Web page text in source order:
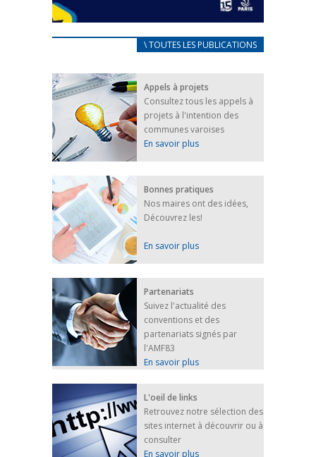
CARNET D’ACCUEIL
25 avril 2022
Afin d’accompagner au mieux les réfugiés
ukrainiens arrivés en France,...
FEUILLETER
\ TOUTES LES PUBLICATIONS
Appels à projets
Consultez tous les appels à
projets à l'intention des
communes varoises
En savoir plus
Bonnes pratiques
Nos maires ont des idées,
Découvrez les!
En savoir plus
Partenariats
Suivez l'actualité des
conventions et des
partenariats signés par
l'AMF83
En savoir plus
L'oeil de links
Retrouvez notre sélection des
sites internet à découvrir ou à
consulter
En savoir plus